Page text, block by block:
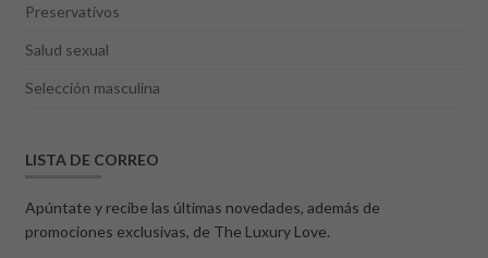
Preservativos
Salud sexual
Selección masculina
LISTA DE CORREO
Apúntate y recibe las últimas novedades, además de
promociones exclusivas, de The Luxury Love.